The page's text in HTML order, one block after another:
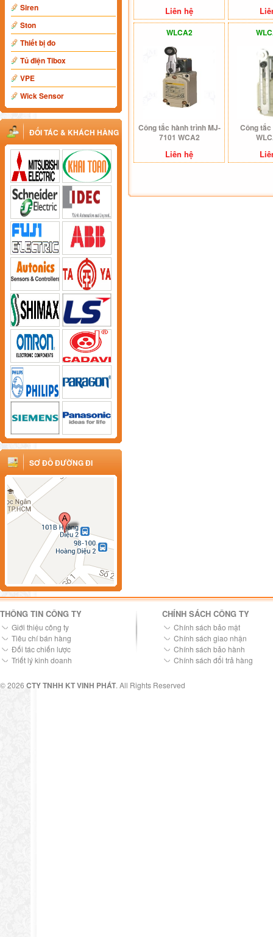
Siren
Ston
Thiết bị đo
Tủ điện Tibox
VPE
Wick Sensor
ĐỐI TÁC & KHÁCH HÀNG
SƠ ĐỒ ĐƯỜNG ĐI
Liên hệ
WLCA2
Công tắc hành trình MJ-
7101 WCA2
Liên hệ
Công
THÔNG TIN CÔNG TY
Giới thiệu công ty
Tiêu chí bán hàng
Đối tác chiến lược
Triết lý kinh doanh
CHÍNH SÁCH CÔNG TY
Chính sách bảo mật
Chính sách giao nhận
Chính sách bảo hành
Chính sách đổi trả hàng
© 2026 CTY TNHH KT VINH PHÁT. All Rights Reserved